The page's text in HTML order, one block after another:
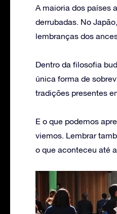
A maioria dos países
derrubadas. No
lembranças dos
Dentro da filosofia
única forma de
tradições presentes
E o que podemos
viemos. Lembrar
o que aconteceu até